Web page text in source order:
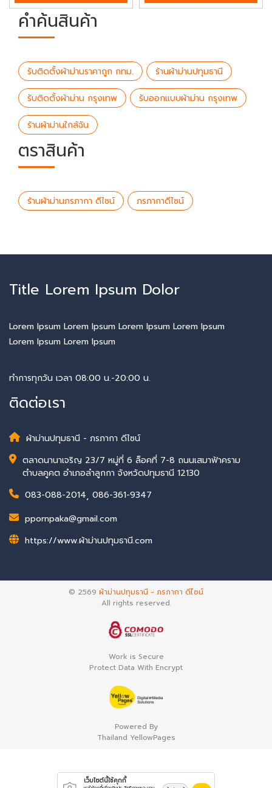
คำค้นสินค้า
รับติดตั้งผ้าม่านราคาถูก กทม. ร้านผ้าม่านปทุมธานี
รับติดตั้งผ้าม่าน กรุงเทพ รับออกแบบผ้าม่าน กรุงเทพ
ร้านผ้าม่านใกล้ฉัน
ตราสินค้า
ร้านผ้าม่านภรภากา ดีไซน์ ภรภากาดีไซน์
Title Lorem Ipsum Dolor
Lorem Ipsum Lorem Ipsum Lorem Ipsum Lorem Ipsum
Lorem Ipsum Lorem Ipsum
ทำการทุกวัน เวลา 08:00 น.-20:00 น.
ติดต่อเรา
ผ้าม่านปทุมธานี - ภรภากา ดีไซน์
ตลาดนานาเจริญ 23/7 หมู่ที่ 6 ล็อคที่ 7-8 ถนนเสมาฟ้าคราม
ตำบลคูคต อำเภอลำลูกกา จังหวัดปทุมธานี 12130
083-088-2014, 086-361-9347
ppornpaka@gmail.com
https://www.ผ้าม่านปทุมธานี.com
© 2569 ผ้าม่านปทุมธานี - ภรภากา ดีไซน์
All rights reserved.
Work is Secure
Protect Data With Encrypt
Powered By
Thailand YellowPages
เว็บไซต์นี้ใช้คุกกี้